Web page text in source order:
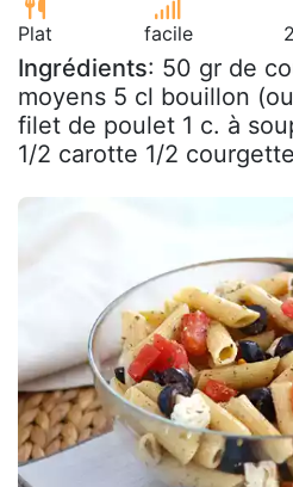
Plat facile
Ingrédients: 50 gr de
moyens 5 cl bouillon
filet de poulet 1 c. à
1/2 carotte 1/2